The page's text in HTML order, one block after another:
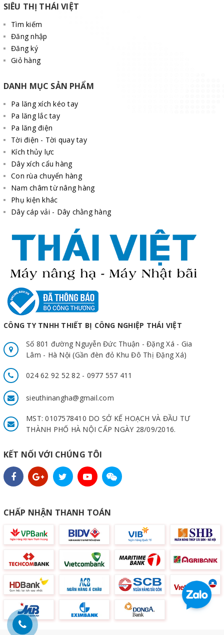
SIÊU THỊ THÁI VIỆT
Tìm kiếm
Đăng nhập
Đăng ký
Giỏ hàng
DANH MỤC SẢN PHẨM
Pa lăng xích kéo tay
Pa lăng lắc tay
Pa lăng điện
Tời điện - Tời quay tay
Kích thủy lực
Dây xích cẩu hàng
Con rùa chuyển hàng
Nam châm từ nâng hàng
Phụ kiện khác
Dây cáp vải - Dây chằng hàng
CÔNG TY TNHH THIẾT BỊ CÔNG NGHIỆP THÁI VIỆT
Số 801 đường Nguyễn Đức Thuận - Đặng Xá - Gia
Lâm - Hà Nội (Gần đèn đỏ Khu Đô Thị Đặng Xá)
024 62 92 52 82 - 0977 557 411
sieuthinangha@gmail.com
MST: 0107578410 DO SỞ KẾ HOẠCH VÀ ĐẦU TƯ
THÀNH PHỐ HÀ NỘI CẤP NGÀY 28/09/2016.
KẾT NỐI VỚI CHÚNG TÔI
CHẤP NHẬN THANH TOÁN